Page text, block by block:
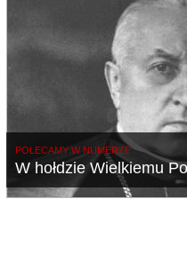
POLECAMY W NUMERZE
W hołdzie Wielkiemu